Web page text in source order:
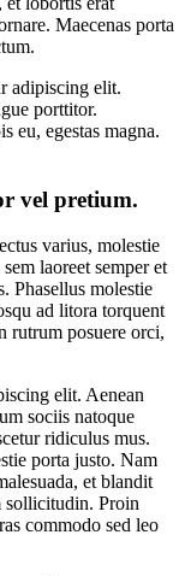
Maecenas porta
adipiscing elit.
porttitor.
eu, egestas magna.
vel pretium.
varius, molestie
laoreet semper et
Phasellus molestie
ad litora torquent
rutrum posuere orci,
elit. Aenean
sociis natoque
ridiculus mus.
porta justo. Nam
et blandit
sollicitudin. Proin
commodo sed leo